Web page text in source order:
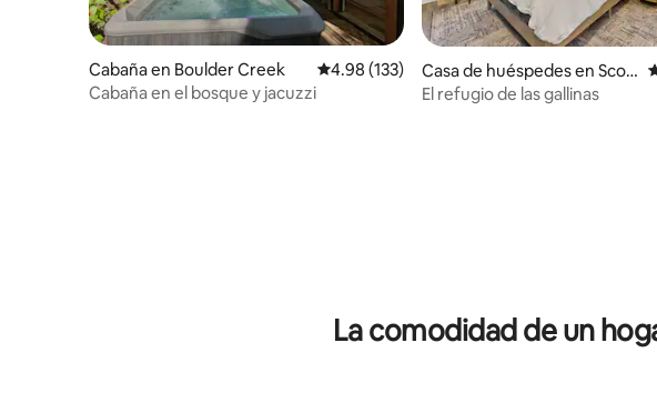
Cabaña en Boulder Creek Calificación promedio: 4.98 de 5; 133
4.98 (133)
Cabaña en el bosque y jacuzzi
Casa de huéspedes en Scott
s Valley
El refugio de las gallinas
La comodidad de un